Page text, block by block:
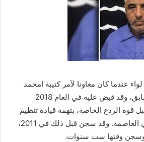
عندما كان معاونا لآمر كتيبة امحمد
المقريف في النظام السابق، وقد قبض عليه في العام 2018
قوة الردع الخاصة، بتهمة قيادة تنظيم
مسلح لإثارة الفوضى في العاصمة. وقد سجن قبل ذلك في 2011،
وسجن وقتها ست سنوات.